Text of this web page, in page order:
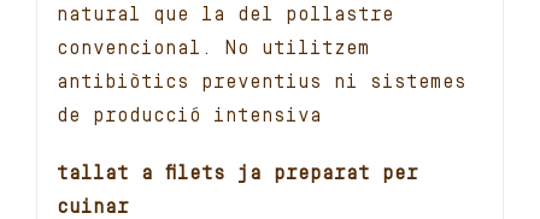
natural que la del pollastre
convencional. No utilitzem
antibiòtics preventius ni sistemes
de producció intensiva
tallat a filets ja preparat per
cuinar